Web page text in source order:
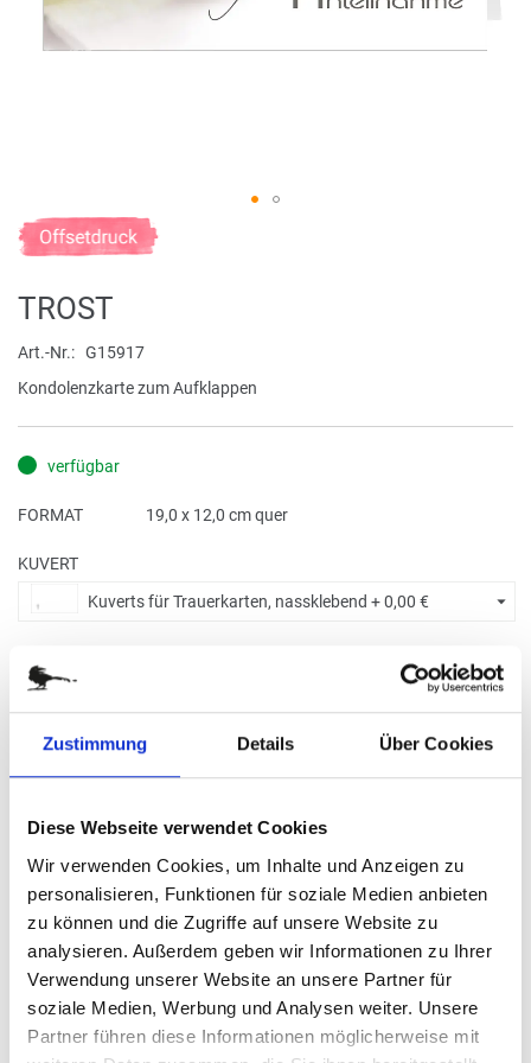
Zustimmung Details Über Cookies
Diese Webseite verwendet Cookies
Wir verwenden Cookies, um Inhalte und Anzeigen zu
personalisieren, Funktionen für soziale Medien anbieten
zu können und die Zugriffe auf unsere Website zu
analysieren. Außerdem geben wir Informationen zu Ihrer
Verwendung unserer Website an unsere Partner für
soziale Medien, Werbung und Analysen weiter. Unsere
Partner führen diese Informationen möglicherweise mit
Zum
Anfang
Bildergalerie
TROST
Art.-Nr.
G15917
Kondolenzkarte zum Aufklappen
verfügbar
FORMAT 19,0 x 12,0 cm quer
KUVERT
Kuverts für Trauerkarten, nassklebend +0,00 €
BITTE WÄHLEN SIE:
Ohne Eindruck
Menge eingeben
Die Mindestbestellmenge dieses Artikels ist 5.
8,20 €
inkl. MwSt.
Staffelpreise ab0,61 € |
zzgl. MwSt., zzgl.Versandkosten